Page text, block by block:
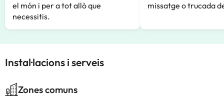
el món i per a tot allò que
necessitis.
missatge o trucada
Instal·lacions i serveis
Zones comuns